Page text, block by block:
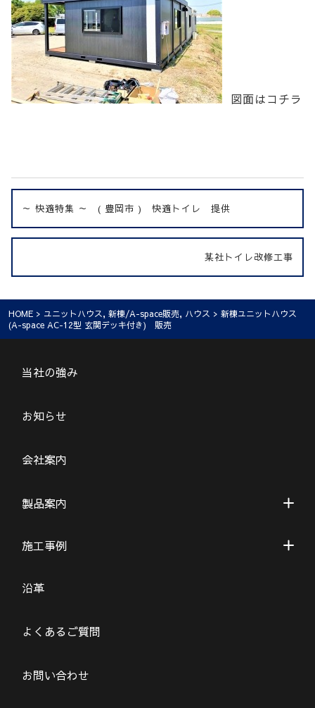
図面はコチラ
～ 快適特集 ～ ( 豊岡市 ) 快適トイレ 提供
某社トイレ改修工事
HOME > ユニットハウス, 新棟/A-space販売, ハウス > 新棟ユニットハウス
(A-space AC-12型 玄関デッキ付き) 販売
当社の強み
お知らせ
会社案内
製品案内
施工事例
沿革
よくあるご質問
お問い合わせ